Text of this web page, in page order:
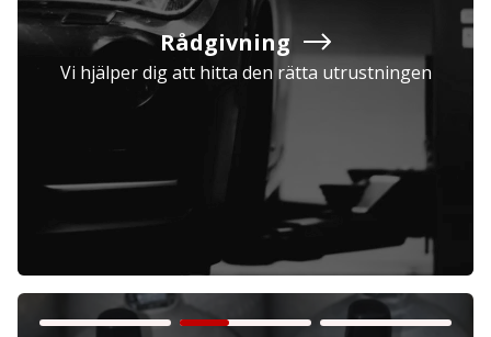
Företag Exkl. moms
Rådgivning
Vi hjälper dig att hitta den rätta utrustningen